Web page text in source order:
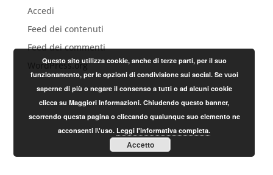
Accedi
Feed dei contenuti
Feed dei commenti
WordPress.org
Questo sito utilizza cookie, anche di terze parti, per il suo
funzionamento, per le opzioni di condivisione sui social. Se vuoi
saperne di più o negare il consenso a tutti o ad alcuni cookie
clicca su Maggiori Informazioni. Chiudendo questo banner,
scorrendo questa pagina o cliccando qualunque suo elemento ne
acconsenti l\'uso.Leggi l'informativa completa.
Accetto